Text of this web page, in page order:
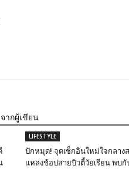
ากผู้เขียน
LIFESTYLE
ปักหมุด! จุดเช็กอินใหม่ใจกลาง
แหล่งช้อปสายบิวตี้วัยเรียน พบกั